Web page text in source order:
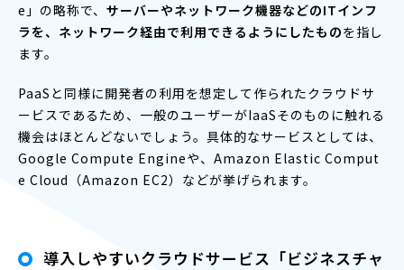
e」の略称で、 サーバーやネットワーク機器などのITインフ
ラを、ネットワーク経由で利用できるようにしたものを指し
ます。
PaaSと同様に開発者の利用を想定して作られたクラウドサ
ービスであるため、一般のユーザーがIaaSそのものに触れる
機会はほとんどないでしょう。具体的なサービスとしては、
Google Compute Engineや、Amazon Elastic Comput
e Cloud（Amazon EC2）などが挙げられます。
導入しやすいクラウドサービス「ビジネスチャ